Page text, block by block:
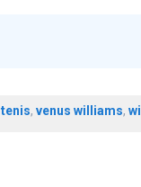
tenis, venus williams,